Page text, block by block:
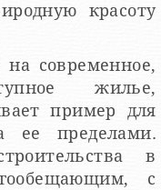
красоту
современное,
жилье,
пример для
ее пределами.
в
с